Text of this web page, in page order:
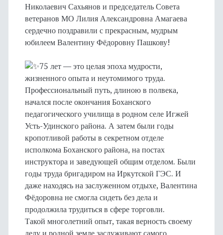
Николаевич Сахьянов и председатель Совета
ветеранов МО Лилия Александровна Амагаева
сердечно поздравили с прекрасным, мудрым
юбилеем Валентину Фёдоровну Пашкову!
75 лет — это целая эпоха мудрости,
жизненного опыта и неутомимого труда.
Профессиональный путь, длиною в полвека,
начался после окончания Боханского
педагогического училища в родном селе Игжей
Усть-Удинского района. А затем были годы
кропотливой работы в секретном отделе
исполкома Боханского района, на постах
инструктора и заведующей общим отделом. Были
годы труда бригадиром на Иркутской ГЭС. И
даже находясь на заслуженном отдыхе, Валентина
Фёдоровна не смогла сидеть без дела и
продолжила трудиться в сфере торговли.
Такой многолетний опыт, такая верность своему